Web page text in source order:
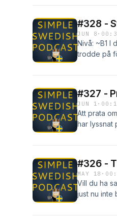
Simple
öva
#328 -
JUN 8 ·
Nivå: ~B1 I
trodde på
svenska:))
#327 -
JUN 1 ·
Att prata
har lyssnat
#326 -
MAY 18 ·
Vill du ha
just nu inte